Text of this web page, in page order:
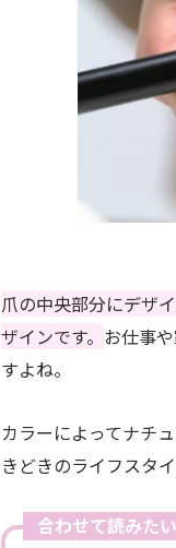
爪の中央部分にデザ
ザインです。 お仕事
すよね。
カラーによってナチ
きどきのライフスタ
合わせて読みたい